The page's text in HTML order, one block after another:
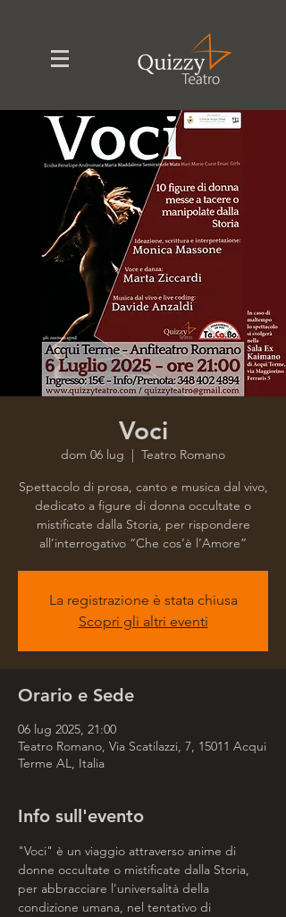
Voci
dom 06 lug
  |
Teatro Romano
Spettacolo di prosa, canto e musica dal vivo,
dedicato a figure di donna occultate o
mistificate dalla Storia, per rispondere
all’interrogativo “Che cos’è l’Amore”
La registrazione è stata chiusa
Scopri gli altri eventi
Orario e Sede
06 lug 2025, 21:00
Teatro Romano, Via Scatilazzi, 7, 15011 Acqui
Terme AL, Italia
Info sull'evento
"Voci" è un viaggio attraverso anime di
donne occultate o mistificate dalla Storia,
per abbracciare l'universalità della
condizione umana, nel tentativo di